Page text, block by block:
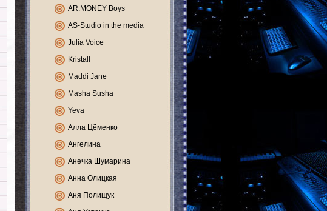
AR.MONEY Boys
AS-Studio in the media
Julia Voice
Kristall
Maddi Jane
Masha Susha
Yeva
Алла Цёменко
Ангелина
Анечка Шумарина
Анна Олицкая
Аня Полищук